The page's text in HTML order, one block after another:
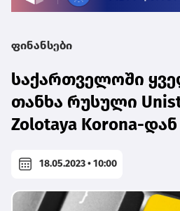
ფინანსები
საქართველოში
თანხა რუსული
Zolotaya Korona-დან
18.05.2023 • 10:00